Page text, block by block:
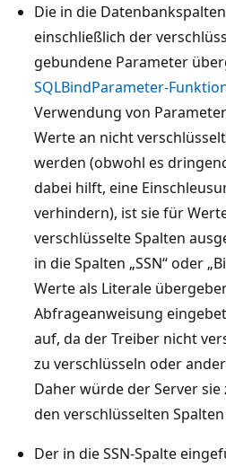
Die in die
einschließlich der
gebundene Parameter
SQLBindParameter-
Verwendung von
Werte an nicht
werden (obwohl es
dabei hilft, eine
verhindern), ist sie für
verschlüsselte Spalten
in die Spalten „SSN“ oder
Werte als Literale
Abfrageanweisung
auf, da der Treiber nicht
zu verschlüsseln oder
Daher würde der Server
den verschlüsselten
Der in die SSN-Spalte